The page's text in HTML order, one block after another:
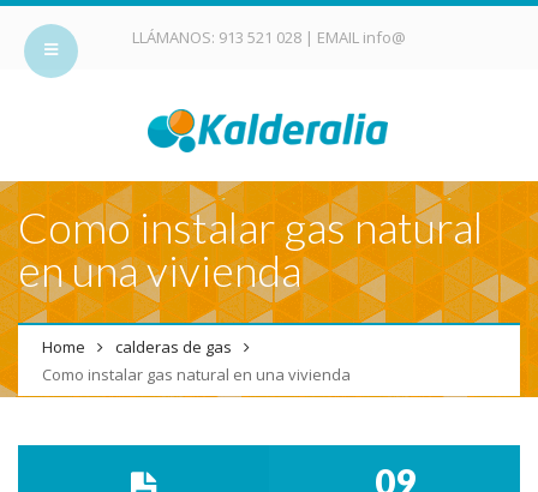
LLÁMANOS: 913 521 028 | EMAIL info@
Como instalar gas natural
en una vivienda
Home
calderas de gas
Como instalar gas natural en una vivienda
09